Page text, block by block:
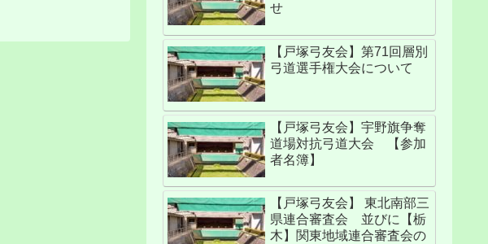
せ
【戸塚弓友会】第71回層別
弓道選手権大会について
【戸塚弓友会】宇野旗争奪
道場対抗弓道大会 【参加
者名簿】
【戸塚弓友会】 東北南部三
県連合審査会 並びに【栃
木】関東地域連合審査会の